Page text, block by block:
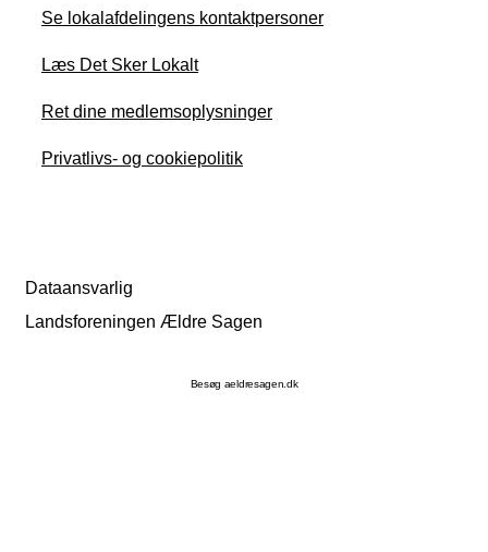
Se lokalafdelingens kontaktpersoner
Læs Det Sker Lokalt
Ret dine medlemsoplysninger
Privatlivs- og cookiepolitik
Dataansvarlig
Landsforeningen Ældre Sagen
Besøg aeldresagen.dk